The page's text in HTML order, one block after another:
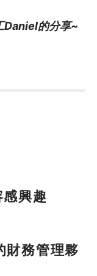
Daniel的分享~
興趣
財務管理夥